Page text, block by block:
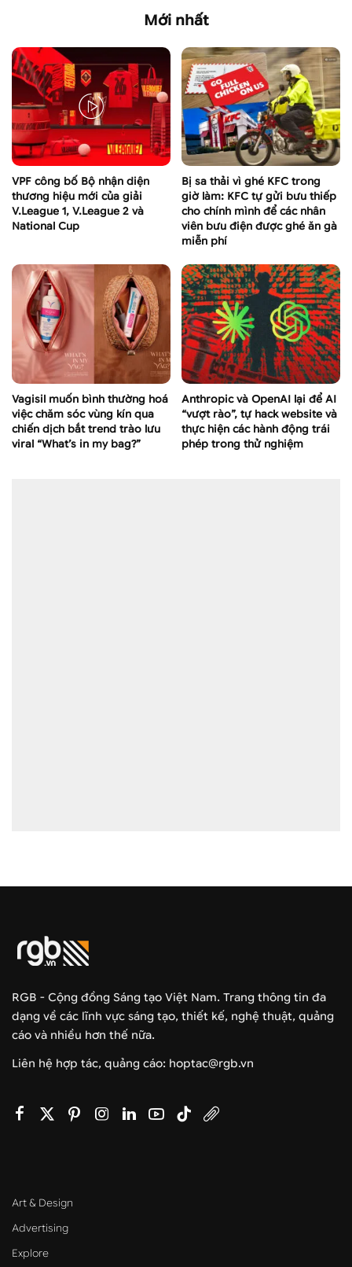
Mới nhất
VPF công bố Bộ nhận diện
thương hiệu mới của giải
V.League 1, V.League 2 và
National Cup
Bị sa thải vì ghé KFC trong
giờ làm: KFC tự gửi bưu thiếp
cho chính mình để các nhân
viên bưu điện được ghé ăn gà
miễn phí
Vagisil muốn bình thường hoá
việc chăm sóc vùng kín qua
chiến dịch bắt trend trào lưu
viral “What’s in my bag?”
Anthropic và OpenAI lại để AI
“vượt rào”, tự hack website và
thực hiện các hành động trái
phép trong thử nghiệm
RGB - Cộng đồng Sáng tạo Việt Nam. Trang thông tin đa
dạng về các lĩnh vực sáng tạo, thiết kế, nghệ thuật, quảng
cáo và nhiều hơn thế nữa.
Liên hệ hợp tác, quảng cáo: hoptac@rgb.vn
Art & Design
Advertising
Explore